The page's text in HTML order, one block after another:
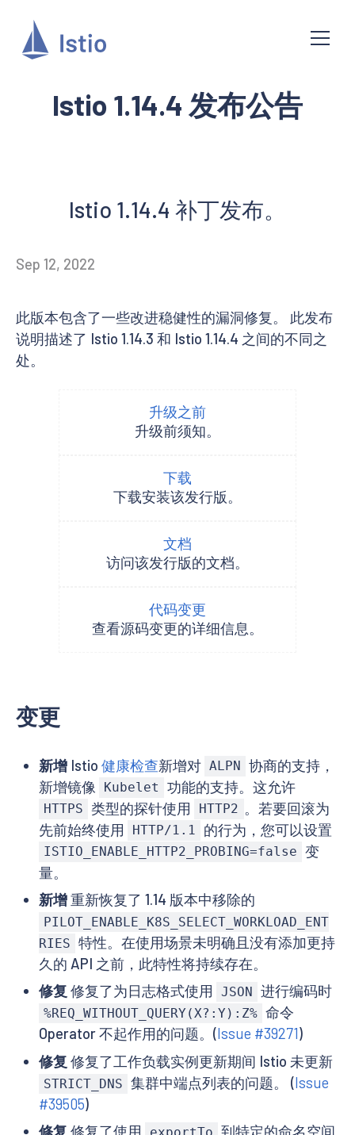
Istio 1.14.4 发布公告
Istio 1.14.4 补丁发布。
Sep 12, 2022
此版本包含了一些改进稳健性的漏洞修复。 此发布
说明描述了 Istio 1.14.3 和 Istio 1.14.4 之间的不同之
处。
升级之前
升级前须知。
下载
下载安装该发行版。
文档
访问该发行版的文档。
代码变更
查看源码变更的详细信息。
变更
新增Istio 健康检查新增对 ALPN
协商的支持，
新增镜像
Kubelet 功能的支持。这允许
HTTPS 类型的探针使用 HTTP2 。若要回滚为
先前始终使用
HTTP/1.1 的行为，您可以设置
ISTIO_ENABLE_HTTP2_PROBING=false 变
量。
新增重新恢复了 1.14 版本中移除的
PILOT_ENABLE_K8S_SELECT_WORKLOAD_ENT
RIES 特性。在使用场景未明确且没有添加更持
久的 API 之前，此特性将持续存在。
修复 修复了为日志格式使用 JSON 进行编码时
%REQ_WITHOUT_QUERY(X?:Y):Z% 命令
Operator 不起作用的问题。(Issue #39271)
修复 修复了工作负载实例更新期间 Istio 未更新
STRICT_DNS 集群中端点列表的问题。 (Issue
#39505)
修复 修复了使用
到特定的命名空间